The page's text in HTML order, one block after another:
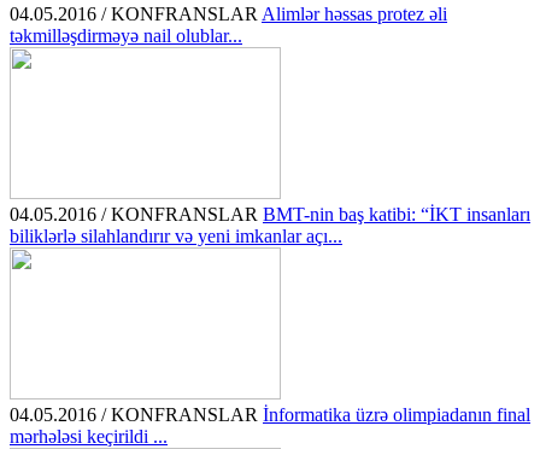
04.05.2016 / KONFRANSLAR Alimlər həssas protez əli
təkmilləşdirməyə nail olublar...
04.05.2016 / KONFRANSLAR BMT-nin baş katibi: “İKT insanları
biliklərlə silahlandırır və yeni imkanlar açı...
04.05.2016 / KONFRANSLAR İnformatika üzrə olimpiadanın final
mərhələsi keçirildi ...